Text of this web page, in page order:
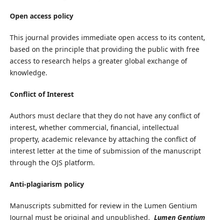
Open access policy
This journal provides immediate open access to its content,
based on the principle that providing the public with free
access to research helps a greater global exchange of
knowledge.
Conflict of Interest
Authors must declare that they do not have any conflict of
interest, whether commercial, financial, intellectual
property, academic relevance by attaching the conflict of
interest letter at the time of submission of the manuscript
through the OJS platform.
Anti-plagiarism policy
Manuscripts submitted for review in the Lumen Gentium
Journal must be original and unpublished. Lumen Gentium